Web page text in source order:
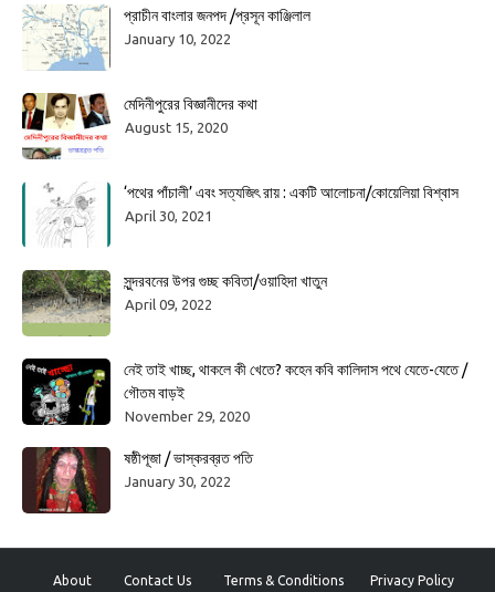
প্রাচীন বাংলার জনপদ /প্রসূন কাঞ্জিলাল
January 10, 2022
মেদিনীপুরের বিজ্ঞানীদের কথা
August 15, 2020
‘পথের পাঁচালী’ এবং সত্যজিৎ রায় : একটি আলোচনা/কোয়েলিয়া বিশ্বাস
April 30, 2021
সুন্দরবনের উপর গুচ্ছ কবিতা/ওয়াহিদা খাতুন
April 09, 2022
নেই তাই খাচ্ছ, থাকলে কী খেতে? কহেন কবি কালিদাস পথে যেতে-যেতে /
গৌতম বাড়ই
November 29, 2020
ষষ্ঠীপূজা / ভাস্করব্রত পতি
January 30, 2022
About Contact Us Terms & Conditions Privacy Policy